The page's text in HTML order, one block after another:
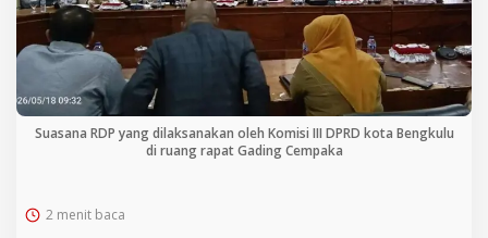
Suasana RDP yang dilaksanakan oleh Komisi III DPRD kota Bengkulu
di ruang rapat Gading Cempaka
2 menit baca